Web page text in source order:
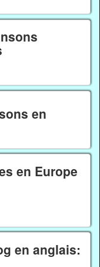
en
en Europe
en anglais: